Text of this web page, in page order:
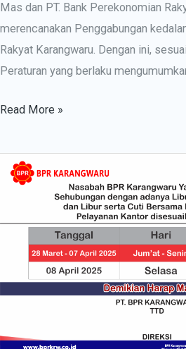
Mas dan PT. Bank Perekonomian
merencanakan Penggabungan
Rakyat Karangwaru. Dengan ini,
Peraturan yang berlaku
Read More »
Libur
Lebaran